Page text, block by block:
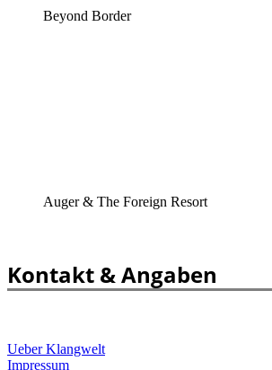
Beyond Border
Auger & The Foreign Resort
Kontakt & Angaben
Ueber Klangwelt
Impressum